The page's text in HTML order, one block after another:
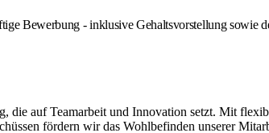
Bewerbung - inklusive Gehaltsvorstellung sowie
auf Teamarbeit und Innovation setzt. Mit
fördern wir das Wohlbefinden unserer